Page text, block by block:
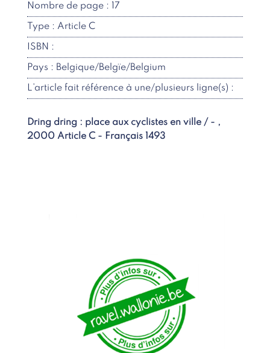
Nombre de page : 17
Type : Article C
ISBN :
Pays : Belgique/Belgïe/Belgium
L’article fait référence à une/plusieurs ligne(s) :
Dring dring : place aux cyclistes en ville / - ,
2000 Article C - Français 1493